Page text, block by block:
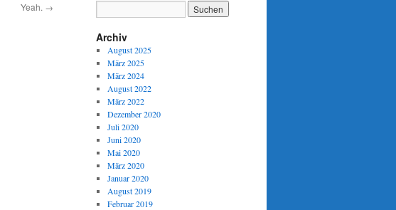
Yeah. →
Archiv
August 2025
März 2025
März 2024
August 2022
März 2022
Dezember 2020
Juli 2020
Juni 2020
Mai 2020
März 2020
Januar 2020
August 2019
Februar 2019